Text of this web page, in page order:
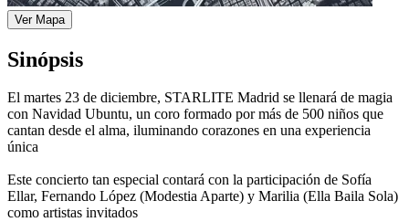
Ver Mapa
Sinópsis
El martes 23 de diciembre, STARLITE Madrid se llenará de magia
con Navidad Ubuntu, un coro formado por más de 500 niños que
cantan desde el alma, iluminando corazones en una experiencia
única
Este concierto tan especial contará con la participación de Sofía
Ellar, Fernando López (Modestia Aparte) y Marilia (Ella Baila Sola)
como artistas invitados